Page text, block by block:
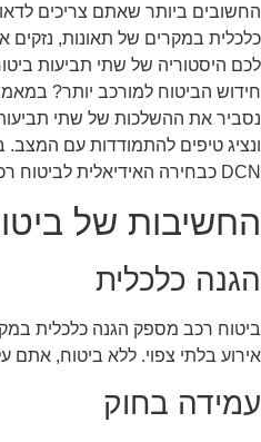
החשובים ביותר שאתם צריכים
כלכלית במקרים של תאונות, נזקים
לכם היסטוריה של שתי תביעות
חידוש הביטוח למורכב יותר?
נסביר את ההשלכות של שתי
ונציג טיפים להתמודדות עם
DCN כבחירה האידיאלית לביטוח רכב במצבים כאלו.
החשיבות של
הגנה כלכלית
ביטוח רכב מספק הגנה כלכלית
אירוע בלתי צפוי. ללא ביטוח,
עמידה בחוק